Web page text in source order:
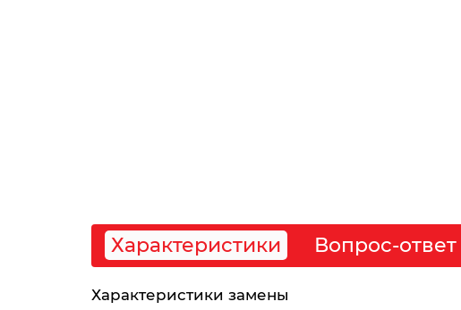
Характеристики Вопрос-ответ
Характеристики замены